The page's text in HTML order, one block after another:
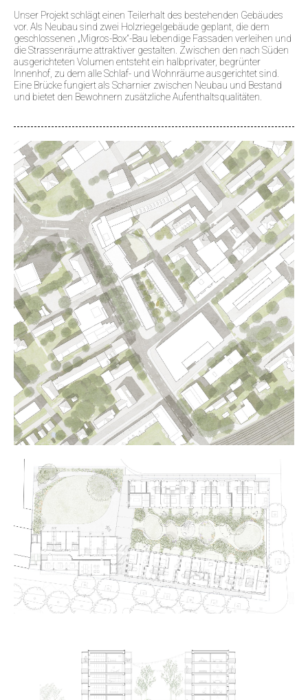
Unser Projekt schlägt einen Teilerhalt des bestehenden Gebäudes
vor. Als Neubau sind zwei Holzriegelgebäude geplant, die dem
geschlossenen „Migros-Box“-Bau lebendige Fassaden verleihen und
die Strassenräume attraktiver gestalten. Zwischen den nach Süden
ausgerichteten Volumen entsteht ein halbprivater, begrünter
Innenhof, zu dem alle Schlaf- und Wohnräume ausgerichtet sind.
Eine Brücke fungiert als Scharnier zwischen Neubau und Bestand
und bietet den Bewohnern zusätzliche Aufenthaltsqualitäten.